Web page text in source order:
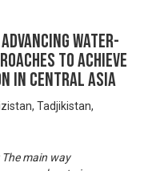
Water-
to achieve
in Central Asia
Tadjikistan,
main way